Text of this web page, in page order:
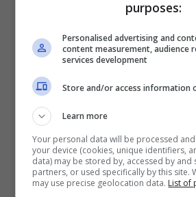
Come abbiamo avuto modo di
precedentemente, però, a
mondo del web in queste ore
gioielli da capogiro che in
di gala Kate Middleton ha
arricchire il suo outfit
conquistato la scena in
mediatico.
purposes:
Personalised advertising and
content measurement, audience
services development
Store and/or access information
Learn more
Your personal data will be processed
your device (cookies, unique identifiers,
data) may be stored by, accessed by and
partners, or used specifically by this site.
may use precise geolocation data. List of